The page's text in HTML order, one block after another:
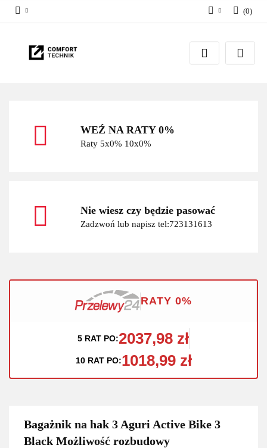
Zaloguj się
Zarejestruj się
(0)
WEŹ NA RATY 0%
Raty 5x0% 10x0%
Nie wiesz czy będzie pasować
Zadzwoń lub napisz tel:723131613
RATY 0%
5 RAT PO:2037,98 zł
10 RAT PO:1018,99 zł
Bagażnik na hak 3 Aguri Active Bike 3
Black Możliwość rozbudowy